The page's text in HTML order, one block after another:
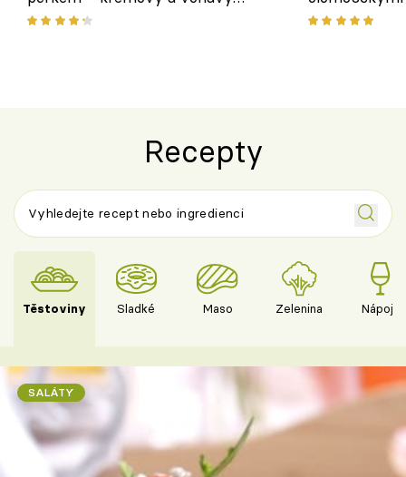
pokrm z jednoho hrnce
bezlepkový
Recepty
Těstoviny Sladké Maso Zelenina Nápoje
SALÁTY